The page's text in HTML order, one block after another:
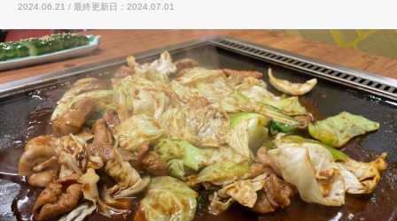
2024.06.21 / 最終更新日：2024.07.01